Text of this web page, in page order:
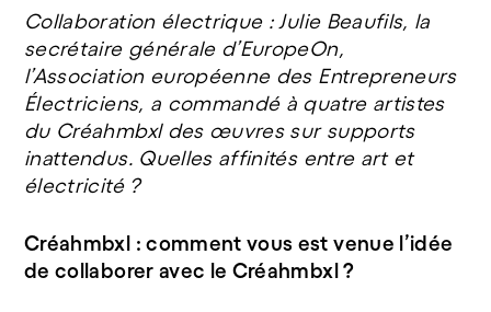
Collaboration électrique : Julie Beaufils, la
secrétaire générale d’EuropeOn,
l’Association européenne des Entrepreneurs
Électriciens, a commandé à quatre artistes
du Créahmbxl des œuvres sur supports
inattendus. Quelles affinités entre art et
électricité ?
Créahmbxl : comment vous est venue l’idée
de collaborer avec le Créahmbxl ?